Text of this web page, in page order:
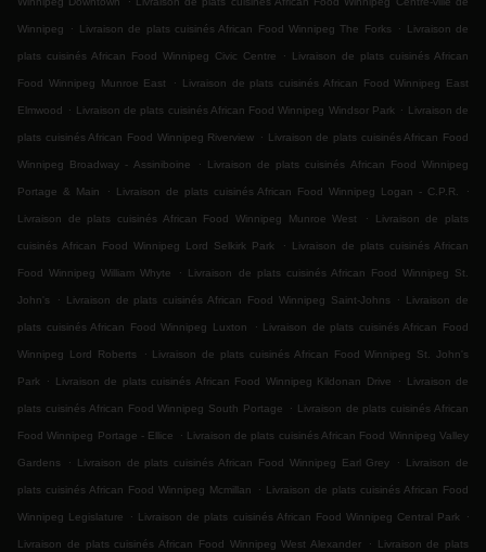
Winnipeg . Livraison de plats cuisinés African Food Winnipeg The Forks . Livraison de
plats cuisinés African Food Winnipeg Civic Centre . Livraison de plats cuisinés African
Food Winnipeg Munroe East . Livraison de plats cuisinés African Food Winnipeg East
Elmwood . Livraison de plats cuisinés African Food Winnipeg Windsor Park . Livraison de
plats cuisinés African Food Winnipeg Riverview . Livraison de plats cuisinés African Food
Winnipeg Broadway - Assiniboine . Livraison de plats cuisinés African Food Winnipeg
Portage & Main . Livraison de plats cuisinés African Food Winnipeg Logan - C.P.R. .
Livraison de plats cuisinés African Food Winnipeg Munroe West . Livraison de plats
cuisinés African Food Winnipeg Lord Selkirk Park . Livraison de plats cuisinés African
Food Winnipeg William Whyte . Livraison de plats cuisinés African Food Winnipeg St.
John's . Livraison de plats cuisinés African Food Winnipeg Saint-Johns . Livraison de
plats cuisinés African Food Winnipeg Luxton . Livraison de plats cuisinés African Food
Winnipeg Lord Roberts . Livraison de plats cuisinés African Food Winnipeg St. John's
Park . Livraison de plats cuisinés African Food Winnipeg Kildonan Drive . Livraison de
plats cuisinés African Food Winnipeg South Portage . Livraison de plats cuisinés African
Food Winnipeg Portage - Ellice . Livraison de plats cuisinés African Food Winnipeg Valley
Gardens . Livraison de plats cuisinés African Food Winnipeg Earl Grey . Livraison de
plats cuisinés African Food Winnipeg Mcmillan . Livraison de plats cuisinés African Food
Winnipeg Legislature . Livraison de plats cuisinés African Food Winnipeg Central Park .
Livraison de plats cuisinés African Food Winnipeg West Alexander . Livraison de plats